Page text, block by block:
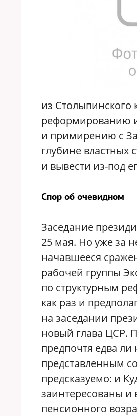
из
реформированию
и примирению с
глубине властных
и вывести из-под
Спор об очевидном
Заседание
25 мая. Но уже за
начавшееся
рабочей группы
по структурным
как раз и
на заседании
новый глава ЦСР.
предпочтя едва
представленным
предсказуемо: и
заинтересованы
пенсионного